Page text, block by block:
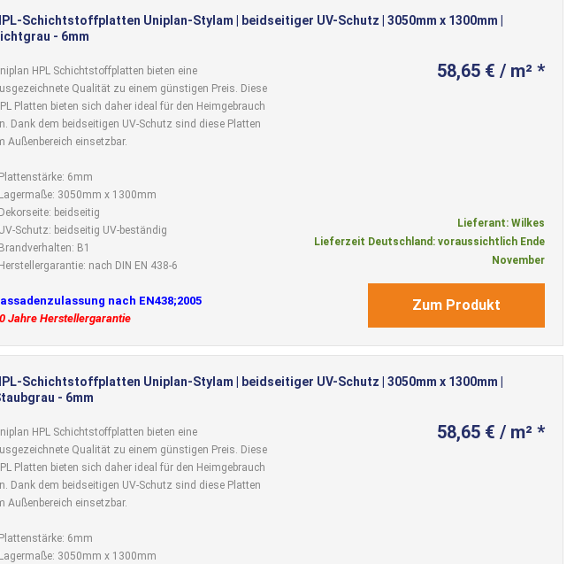
Schichtstoffplatten Uniplan-Stylam | beidseitiger UV-Schutz | 3050mm x 1300mm |
- 6mm
HPL Schichtstoffplatten bieten eine
Qualität zu einem günstigen Preis. Diese
Platten bieten sich daher ideal für den Heimgebrauch
Dank dem beidseitigen UV-Schutz sind diese Platten
Außenbereich einsetzbar.
6mm
3050mm x 1300mm
beidseitig
Schutz: beidseitig UV-beständig
B1
nach DIN EN 438-6
nach EN438;2005
Jahre Herstellergarantie
58,65 € / m² *
Lieferant: Wilkes
Lieferzeit Deutschland: voraussichtlich Ende
November
Zum Produkt
Schichtstoffplatten Uniplan-Stylam | beidseitiger UV-Schutz | 3050mm x 1300mm |
- 6mm
HPL Schichtstoffplatten bieten eine
Qualität zu einem günstigen Preis. Diese
Platten bieten sich daher ideal für den Heimgebrauch
Dank dem beidseitigen UV-Schutz sind diese Platten
Außenbereich einsetzbar.
6mm
3050mm x 1300mm
58,65 € / m² *